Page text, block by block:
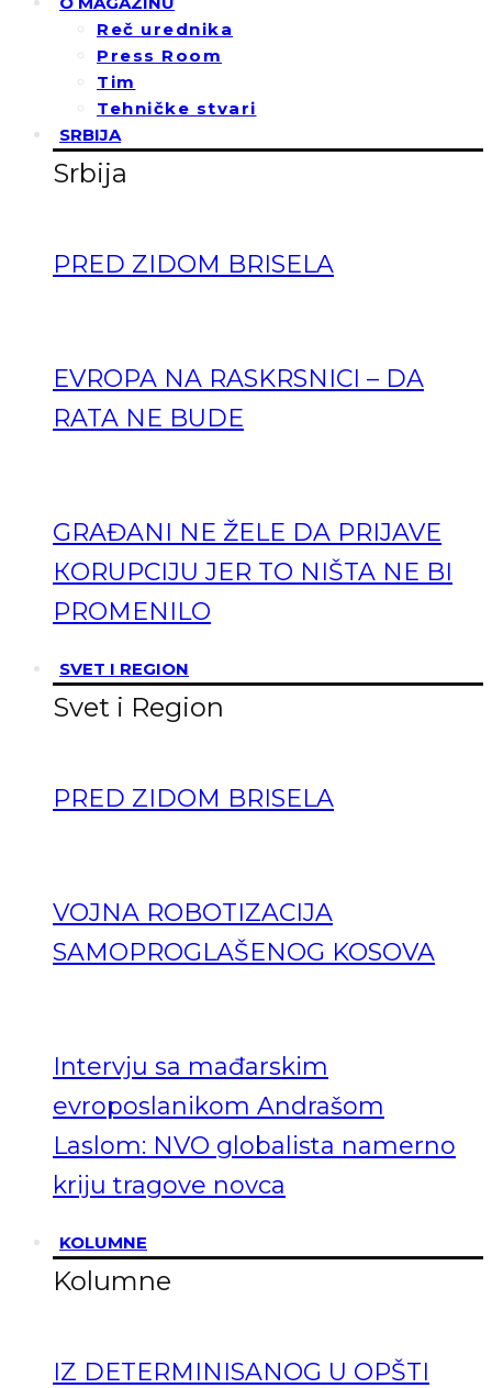
Reč urednika
Press Room
Tim
Tehničke stvari
SRBIJA
Srbija
PRED ZIDOM BRISELA
EVROPA NA RASKRSNICI – DA
RATA NE BUDE
GRAĐANI NE ŽELE DA PRIJAVE
КORUPCIJU JER TO NIŠTA NE BI
PROMENILO
SVET I REGION
Svet i Region
PRED ZIDOM BRISELA
VOJNA ROBOTIZACIJA
SAMOPROGLAŠENOG KOSOVA
Intervju sa mađarskim
evroposlanikom Andrašom
Laslom: NVO globalista namerno
kriju tragove novca
KOLUMNE
Kolumne
IZ DETERMINISANOG U OPŠTI